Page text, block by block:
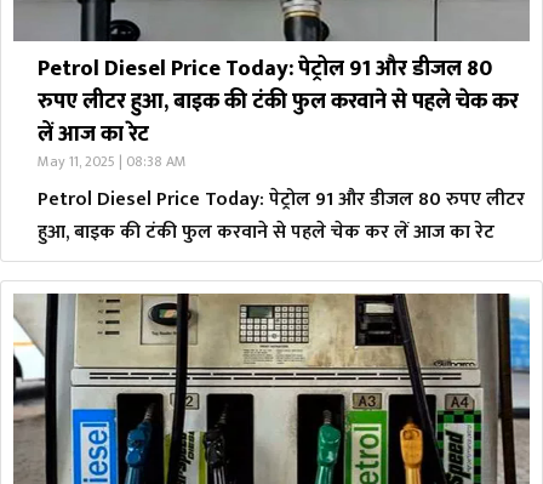
Petrol Diesel Price Today: पेट्रोल 91 और डीजल 80
रुपए लीटर हुआ, बाइक की टंकी फुल करवाने से पहले चेक कर
लें आज का रेट
May 11, 2025 | 08:38 AM
Petrol Diesel Price Today: पेट्रोल 91 और डीजल 80 रुपए लीटर
हुआ, बाइक की टंकी फुल करवाने से पहले चेक कर लें आज का रेट